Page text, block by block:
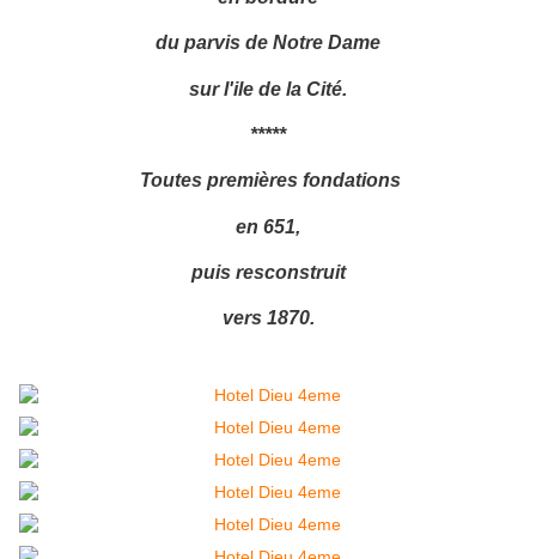
du parvis de Notre Dame
sur l'ile de la Cité.
*****
Toutes premières fondations
en 651,
puis resconstruit
vers 1870.